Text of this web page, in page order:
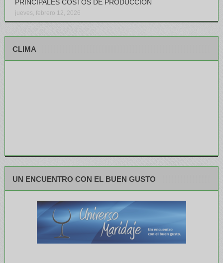
PRINCIPALES COSTOS DE PRODUCCIÓN
jueves, febrero 12, 2026
CLIMA
UN ENCUENTRO CON EL BUEN GUSTO